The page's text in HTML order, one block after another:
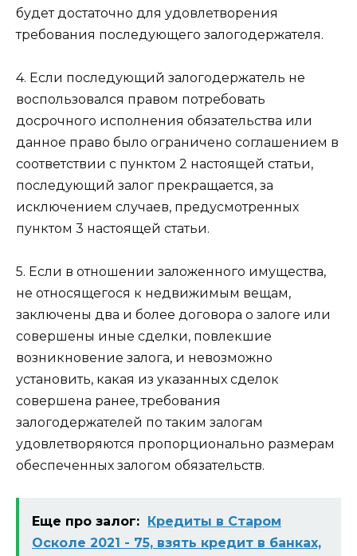
будет достаточно для удовлетворения
требования последующего залогодержателя.
4. Если последующий залогодержатель не
воспользовался правом потребовать
досрочного исполнения обязательства или
данное право было ограничено соглашением в
соответствии с пунктом 2 настоящей статьи,
последующий залог прекращается, за
исключением случаев, предусмотренных
пунктом 3 настоящей статьи.
5. Если в отношении заложенного имущества,
не относящегося к недвижимым вещам,
заключены два и более договора о залоге или
совершены иные сделки, повлекшие
возникновение залога, и невозможно
установить, какая из указанных сделок
совершена ранее, требования
залогодержателей по таким залогам
удовлетворяются пропорционально размерам
обеспеченных залогом обязательств.
Еще про залог:
Кредиты в Старом
Осколе 2021 - 75, взять кредит в банках,